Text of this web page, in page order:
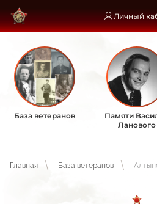
Личный
База ветеранов
Памяти
Ланового
Главная База ветеранов